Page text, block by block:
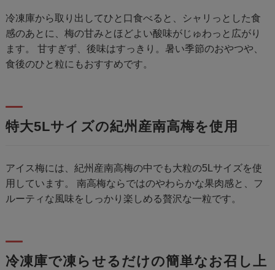
冷凍庫から取り出してひと口食べると、シャリっとした食
感のあとに、梅の甘みとほどよい酸味がじゅわっと広がり
ます。 甘すぎず、後味はすっきり。暑い季節のおやつや、
食後のひと粒にもおすすめです。
特大5Lサイズの紀州産南高梅を使用
アイス梅には、紀州産南高梅の中でも大粒の5Lサイズを使
用しています。 南高梅ならではのやわらかな果肉感と、フ
ルーティな風味をしっかり楽しめる贅沢な一粒です。
冷凍庫で凍らせるだけの簡単なお召し上